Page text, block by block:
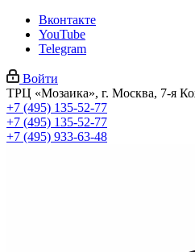
Вконтакте
YouTube
Telegram
Войти
ТРЦ «Мозаика», г. Москва, 7-я
+7 (495) 135-52-77
+7 (495) 135-52-77
+7 (495) 933-63-48